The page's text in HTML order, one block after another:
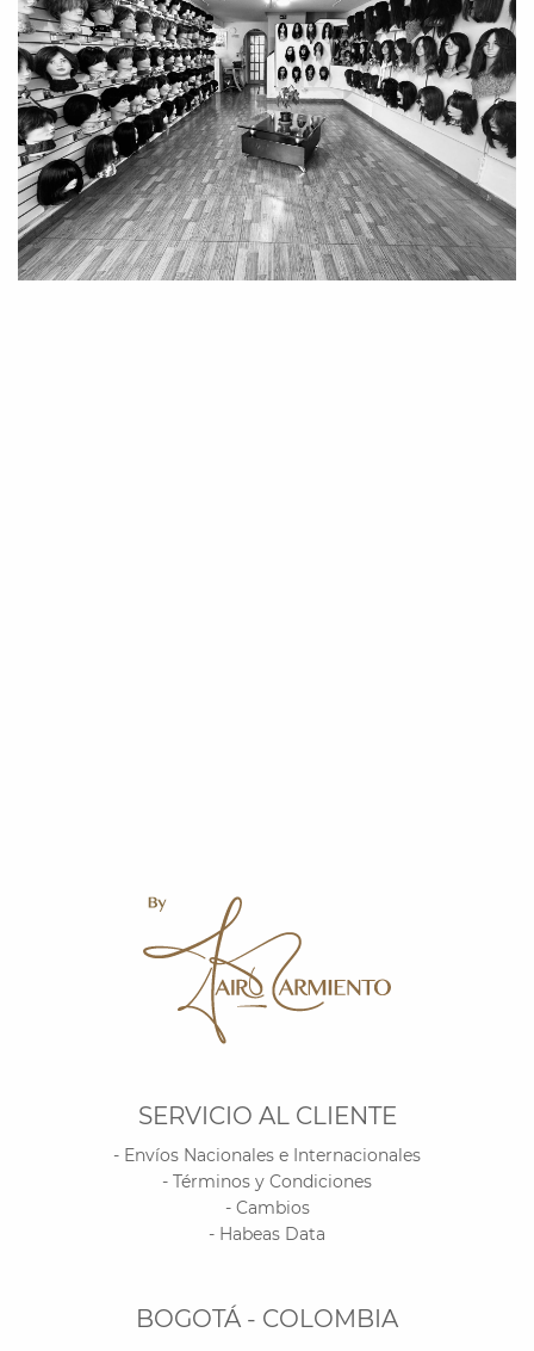
SERVICIO AL CLIENTE
- Envíos Nacionales e Internacionales
- Términos y Condiciones
- Cambios
- Habeas Data
BOGOTÁ - COLOMBIA